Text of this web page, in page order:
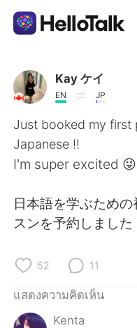
แอปแลกเปลี่ยนทาง
AI Grammar
ไทย
English
Deutsch
Kay ケイ
EN JP
Just booked my first
Japanese !!
I'm super excited
日本語を学ぶため
スンを予約しました
52 11
แสดงความคิดเห็น
Kenta